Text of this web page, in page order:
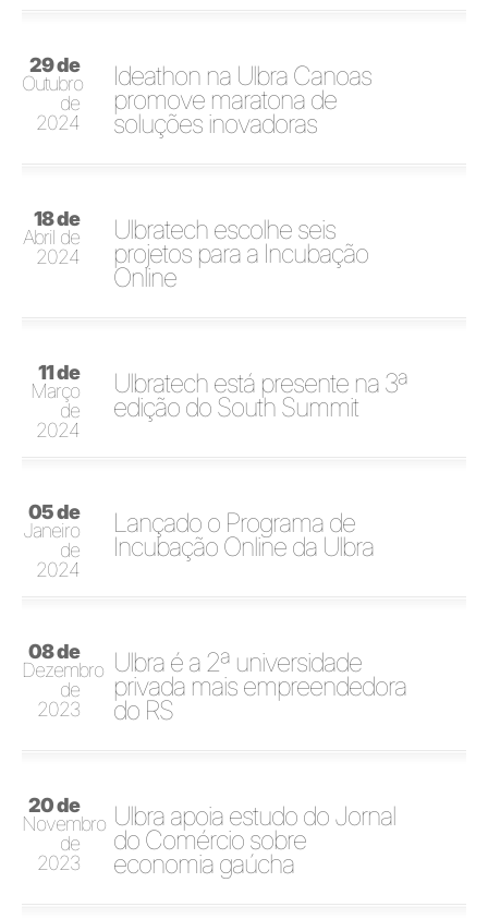
29 de
Outubro
de
2024
Ideathon na Ulbra Canoas
promove maratona de
soluções inovadoras
18 de
Abril de
2024
Ulbratech escolhe seis
projetos para a Incubação
Online
11 de
Março
de
2024
Ulbratech está presente na 3ª
edição do South Summit
05 de
Janeiro
de
2024
Lançado o Programa de
Incubação Online da Ulbra
08 de
Dezembro
de
2023
Ulbra é a 2ª universidade
privada mais empreendedora
do RS
20 de
Novembro
de
2023
Ulbra apoia estudo do Jornal
do Comércio sobre
economia gaúcha